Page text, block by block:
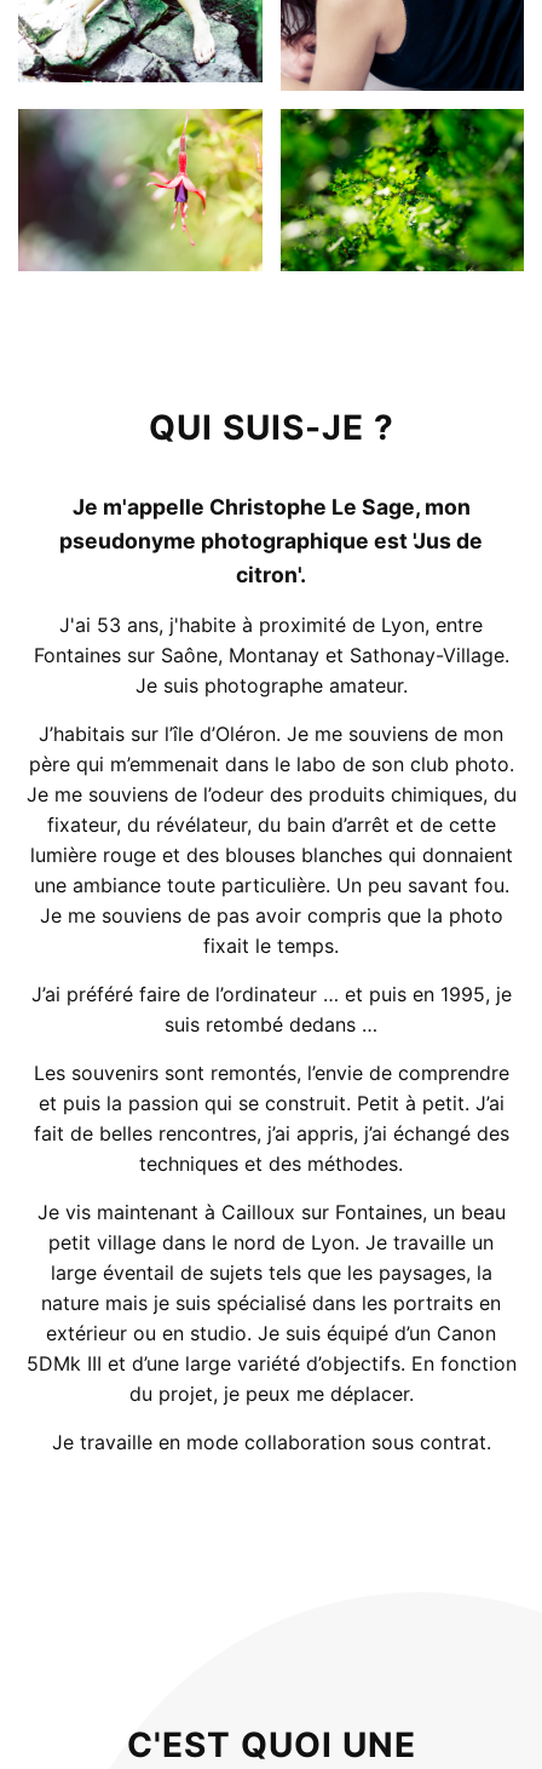
QUI SUIS-JE ?
Je m'appelle Christophe Le Sage, mon
pseudonyme photographique est 'Jus de
citron'.
J'ai 53 ans, j'habite à proximité de Lyon, entre
Fontaines sur Saône, Montanay et Sathonay-Village.
Je suis photographe amateur.
J’habitais sur l’île d’Oléron. Je me souviens de mon
père qui m’emmenait dans le labo de son club photo.
Je me souviens de l’odeur des produits chimiques, du
fixateur, du révélateur, du bain d’arrêt et de cette
lumière rouge et des blouses blanches qui donnaient
une ambiance toute particulière. Un peu savant fou.
Je me souviens de pas avoir compris que la photo
fixait le temps.
J’ai préféré faire de l’ordinateur … et puis en 1995, je
suis retombé dedans …
Les souvenirs sont remontés, l’envie de comprendre
et puis la passion qui se construit. Petit à petit. J’ai
fait de belles rencontres, j’ai appris, j’ai échangé des
techniques et des méthodes.
Je vis maintenant à Cailloux sur Fontaines, un beau
petit village dans le nord de Lyon. Je travaille un
large éventail de sujets tels que les paysages, la
nature mais je suis spécialisé dans les portraits en
extérieur ou en studio. Je suis équipé d’un Canon
5DMk III et d’une large variété d’objectifs. En fonction
du projet, je peux me déplacer.
Je travaille en mode collaboration sous contrat.
C'EST QUOI UNE